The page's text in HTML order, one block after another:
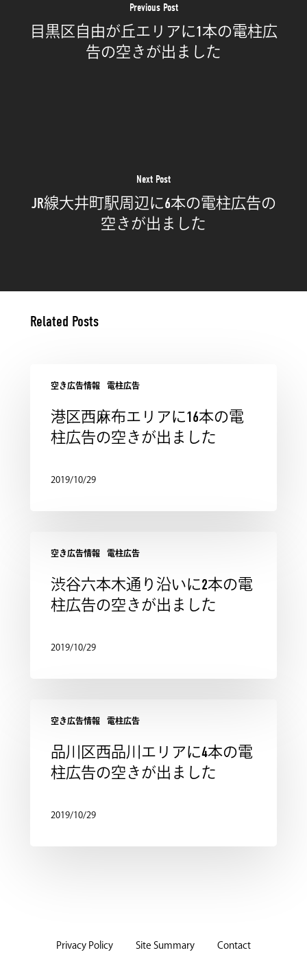
Previous Post
目黒区自由が丘エリアに1本の電柱広
告の空きが出ました
Next Post
JR線大井町駅周辺に6本の電柱広告の
空きが出ました
Related Posts
空き広告情報 電柱広告
港区西麻布エリアに16本の電
柱広告の空きが出ました
2019/10/29
空き広告情報 電柱広告
渋谷六本木通り沿いに2本の電
柱広告の空きが出ました
2019/10/29
空き広告情報 電柱広告
品川区西品川エリアに4本の電
柱広告の空きが出ました
2019/10/29
Privacy Policy Site Summary Contact